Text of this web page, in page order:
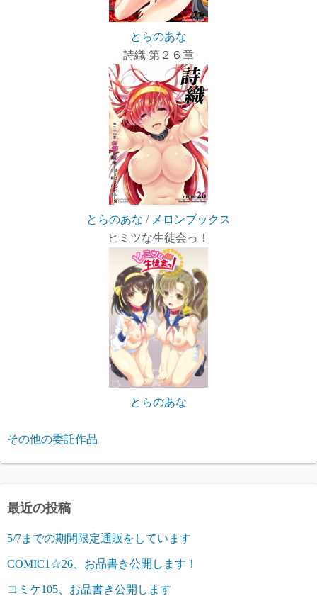
とらのあな
詩織 第２６章
とらのあな / メロンブックス
ヒミツな生徒会っ！
とらのあな
その他の委託作品
最近の投稿
5/7までの期間限定通販をしています
COMIC1☆26、お品書き公開します！
コミケ105、お品書き公開します